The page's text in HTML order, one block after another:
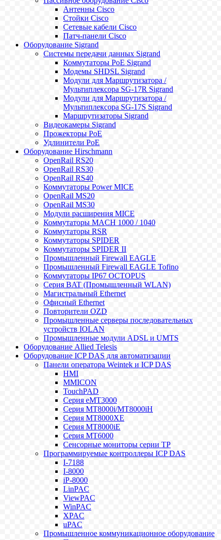
Антенны Cisco
Стойки Cisco
Сетевые кабели Cisco
Патч-панели Cisco
Оборудование Sigrand
Системы передачи данных Sigrand
Коммутаторы PoE Sigrand
Модемы SHDSL Sigrand
Модули для Маршрутизатора /
Мультиплексора SG-17R Sigrand
Модули для Маршрутизатора /
Мультиплексора SG-17S Sigrand
Маршрутизаторы Sigrand
Видеокамеры Sigrand
Прожекторы PoE
Удлинители PoE
Оборудование Hirschmann
OpenRail RS20
OpenRail RS30
OpenRail RS40
Коммутаторы Power MICE
OpenRail MS20
OpenRail MS30
Модули расширения MICE
Коммутаторы MACH 1000 / 1040
Коммутаторы RSR
Коммутаторы SPIDER
Коммутаторы SPIDER II
Промышленный Firewall EAGLE
Промышленный Firewall EAGLE Tofino
Коммутаторы IP67 OCTOPUS
Серия BAT (Промышленный WLAN)
Магистральный Ethernet
Офисный Ethernet
Повторители OZD
Промышленные серверы последовательных
устройств IOLAN
Промышленные модули ADSL и UMTS
Оборудование Allied Telesis
Оборудование ICP DAS для автоматизации
Панели оператора Weintek и ICP DAS
HMI
MMICON
TouchPAD
Серия eMT3000
Серия MT8000i/MT8000iH
Серия MT8000XE
Серия MT8000iE
Серия MT6000
Сенсорные мониторы серии TP
Программируемые контроллеры ICP DAS
I-7188
I-8000
iP-8000
LinPAC
ViewPAC
WinPAC
XPAC
uPAC
Промышленное коммуникационное оборудование